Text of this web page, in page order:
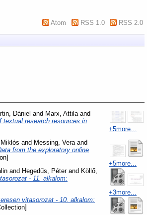
Atom RSS 1.0 RSS 2.0
+5more...
Dániel and Marx, Attila and
textual research resources in
+5more...
and Messing, Vera and
from the exploratory online
+3more...
and Hegedűs, Péterand Köllő,
- 11. alkalom:
vitasorozat - 10. alkalom: